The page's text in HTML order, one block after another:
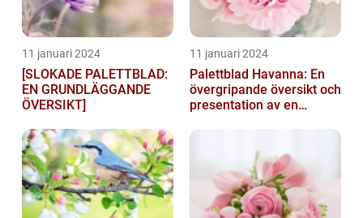
11 januari 2024
[SLOKADE PALETTBLAD:
EN GRUNDLÄGGANDE
ÖVERSIKT]
11 januari 2024
Palettblad Havanna: En
övergripande översikt och
presentation av en